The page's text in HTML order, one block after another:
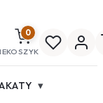
0
KOSZYK
▾